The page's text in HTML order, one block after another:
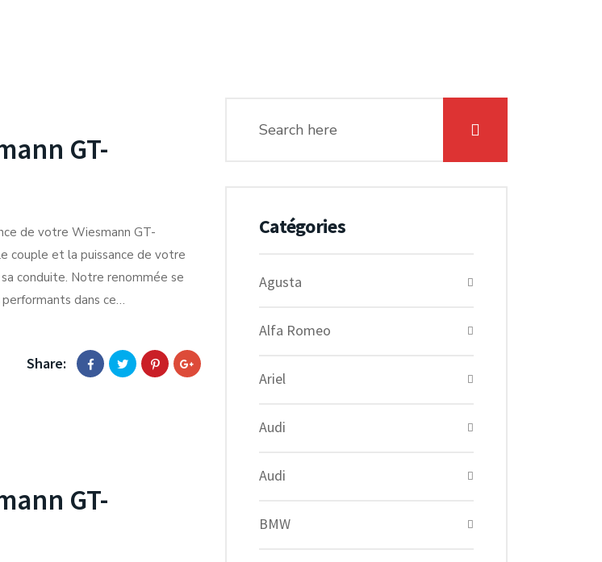
GT-
de votre Wiesmann GT-
couple et la puissance de votre
conduite. Notre renommée se
dans ce…
Share:
GT-
Catégories
Agusta
Alfa Romeo
Ariel
Audi
Audi
BMW